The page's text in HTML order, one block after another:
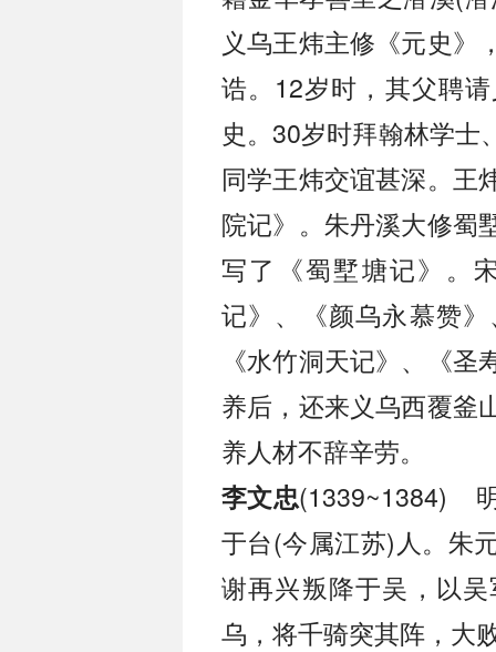
义乌王炜主修《元史》
诰。12岁时，其父聘
史。30岁时拜翰林学士
同学王炜交谊甚深。王
院记》。朱丹溪大修蜀
写了《蜀墅塘记》。
记》、《颜乌永慕赞
《水竹洞天记》、《
养后，还来义乌西覆釜
养人材不辞辛劳。
李文忠(1339~1384)
于台(今属江苏)人。朱
谢再兴叛降于吴，以
乌，将千骑突其阵，大